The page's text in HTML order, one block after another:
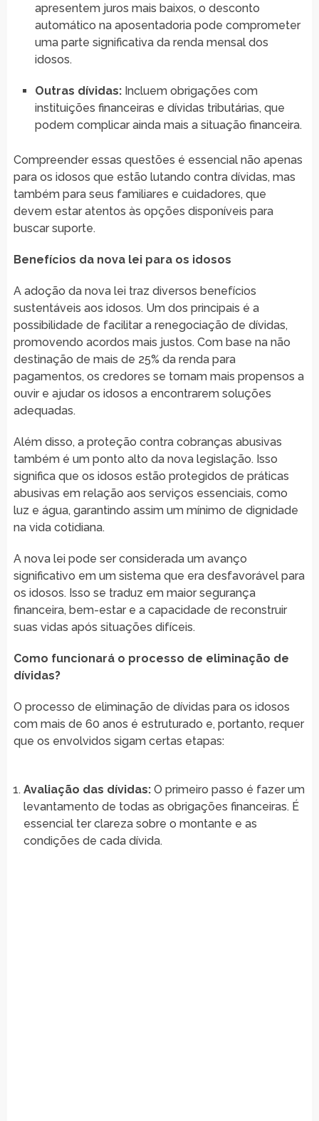
apresentem juros mais baixos, o desconto
automático na aposentadoria pode comprometer
uma parte significativa da renda mensal dos
idosos.
Outras dívidas:Incluem obrigações com
instituições financeiras e dívidas tributárias, que
podem complicar ainda mais a situação financeira.
Compreender essas questões é essencial não apenas
para os idosos que estão lutando contra dívidas, mas
também para seus familiares e cuidadores, que
devem estar atentos às opções disponíveis para
buscar suporte.
Benefícios da nova lei para os idosos
A adoção da nova lei traz diversos benefícios
sustentáveis aos idosos. Um dos principais é a
possibilidade de facilitar a renegociação de dívidas,
promovendo acordos mais justos. Com base na não
destinação de mais de 25% da renda para
pagamentos, os credores se tornam mais propensos a
ouvir e ajudar os idosos a encontrarem soluções
adequadas.
Além disso, a proteção contra cobranças abusivas
também é um ponto alto da nova legislação. Isso
significa que os idosos estão protegidos de práticas
abusivas em relação aos serviços essenciais, como
luz e água, garantindo assim um mínimo de dignidade
na vida cotidiana.
A nova lei pode ser considerada um avanço
significativo em um sistema que era desfavorável para
os idosos. Isso se traduz em maior segurança
financeira, bem-estar e a capacidade de reconstruir
suas vidas após situações difíceis.
Como funcionará o processo de eliminação de
dívidas?
O processo de eliminação de dívidas para os idosos
com mais de 60 anos é estruturado e, portanto, requer
que os envolvidos sigam certas etapas:
Avaliação das dívidas:O primeiro passo é fazer um
levantamento de todas as obrigações financeiras. É
essencial ter clareza sobre o montante e as
condições de cada dívida.